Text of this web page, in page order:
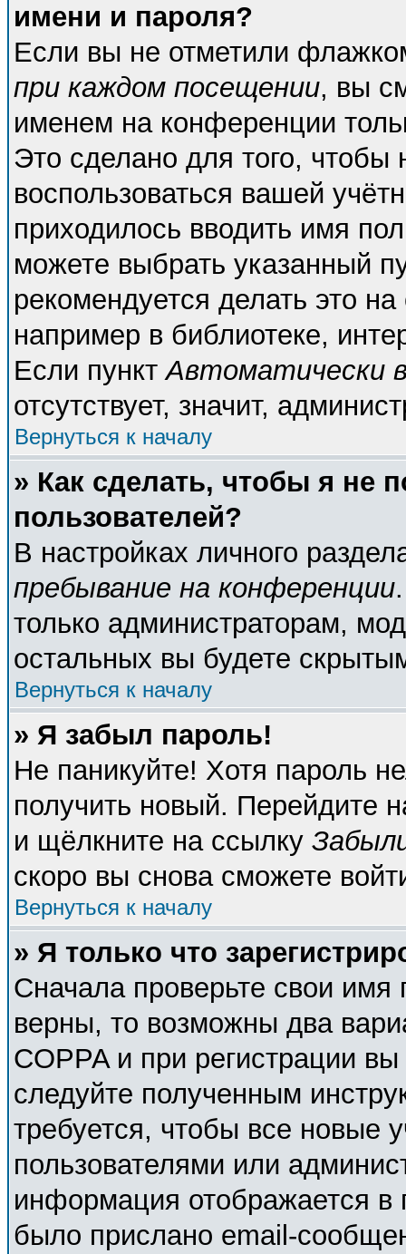
имени и пароля?
Если вы не отметили
при каждом посещении, вы
именем на конференции
Это сделано для того, чтобы
воспользоваться вашей
приходилось вводить имя
можете выбрать указанный
рекомендуется делать это
например в библиотеке,
Если пунктАвтоматически
отсутствует, значит,
Вернуться к началу
» Как сделать, чтобы я не
пользователей?
В настройках личного
пребывание на конференции
только администраторам,
остальных вы будете
Вернуться к началу
» Я забыл пароль!
Не паникуйте! Хотя пароль
получить новый. Перейдите
и щёлкните на ссылку
скоро вы снова сможете
Вернуться к началу
» Я только что
Сначала проверьте свои имя
верны, то возможны два
COPPA и при регистрации
следуйте полученным
требуется, чтобы все новые
пользователями или
информация отображается в
было прислано email-